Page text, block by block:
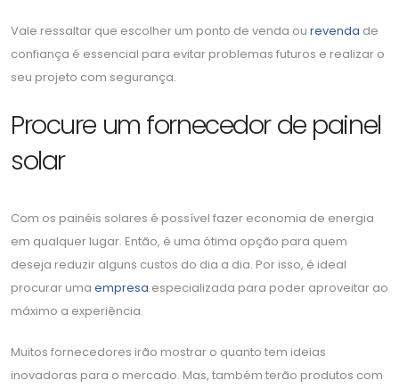
Vale ressaltar que escolher um ponto de venda ou revenda de
confiança é essencial para evitar problemas futuros e realizar o
seu projeto com segurança.
Procure um fornecedor de painel
solar
Com os painéis solares é possível fazer economia de energia
em qualquer lugar. Então, é uma ótima opção para quem
deseja reduzir alguns custos do dia a dia. Por isso, é ideal
procurar uma empresa especializada para poder aproveitar ao
máximo a experiência.
Muitos fornecedores irão mostrar o quanto tem ideias
inovadoras para o mercado. Mas, também terão produtos com